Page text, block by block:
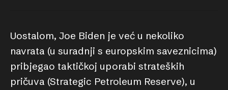
Uostalom, Joe Biden je već u nekoliko
navrata (u suradnji s europskim saveznicima)
pribjegao taktičkoj uporabi strateških
pričuva (Strategic Petroleum Reserve), u